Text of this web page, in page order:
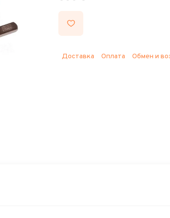
Доставка Оплата Обмен и